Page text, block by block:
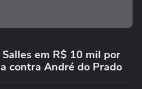
em R$ 10 mil por
contra André do Prado